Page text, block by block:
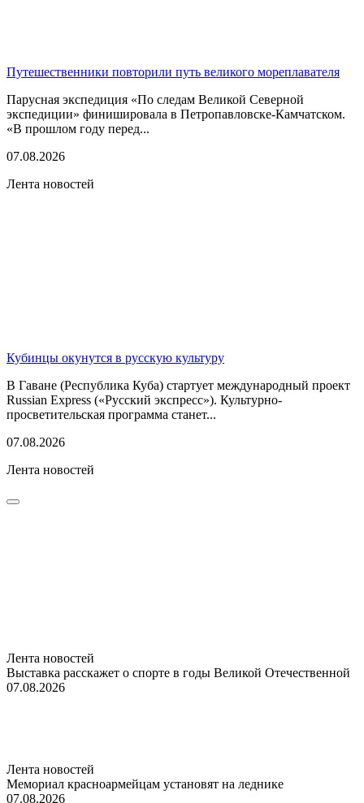
Путешественники повторили путь великого мореплавателя
Парусная экспедиция «По следам Великой Северной
экспедиции» финишировала в Петропавловске-Камчатском.
«В прошлом году перед...
07.08.2026
Лента новостей
Кубинцы окунутся в русскую культуру
В Гаване (Республика Куба) стартует международный проект
Russian Express («Русский экспресс»). Культурно-
просветительская программа станет...
07.08.2026
Лента новостей
Лента новостей
Выставка расскажет о спорте в годы Великой Отечественной
07.08.2026
Лента новостей
Мемориал красноармейцам установят на леднике
07.08.2026